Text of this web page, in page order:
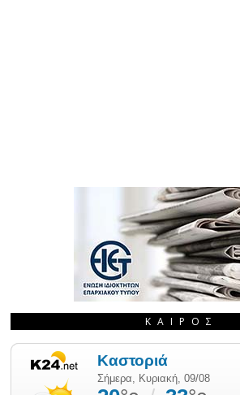
ΚΑΙΡΌΣ